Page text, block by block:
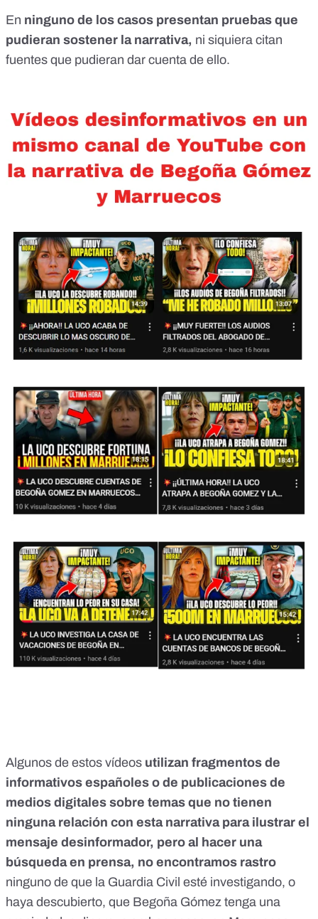
En ninguno de los casos presentan pruebas que
pudieran sostener la narrativa, ni siquiera citan
fuentes que pudieran dar cuenta de ello.
Algunos de estos vídeos utilizan fragmentos de
informativos españoles o de publicaciones de
medios digitales sobre temas que no tienen
ninguna relación con esta narrativa para ilustrar el
mensaje desinformador, pero al hacer una
búsqueda en prensa, no encontramos rastro
ninguno de que la Guardia Civil esté investigando, o
haya descubierto, que Begoña Gómez tenga una